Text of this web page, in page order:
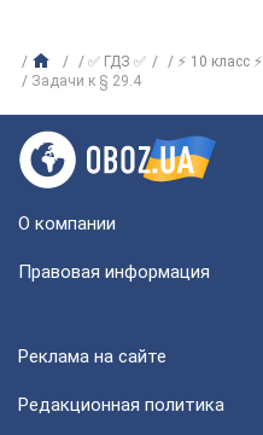
✅ ГДЗ ✅ ⚡ 10 класс ⚡
Задачи к § 29.4
О компании
Правовая информация
Реклама на сайте
Редакционная политика